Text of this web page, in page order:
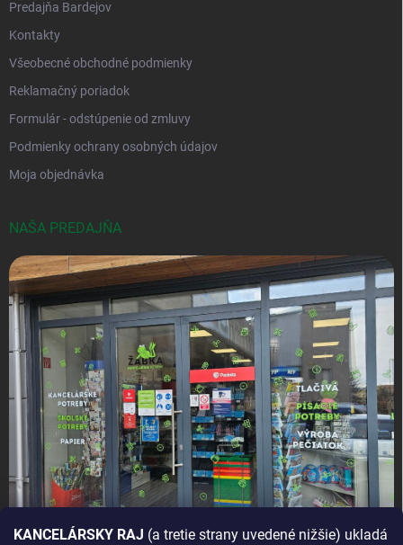
KANCELÁRSKY RAJ (a tretie strany uvedené nižšie) ukladá
Predajňa Bardejov
Kontakty
Všeobecné obchodné podmienky
Reklamačný poriadok
Formulár - odstúpenie od zmluvy
Podmienky ochrany osobných údajov
Moja objednávka
NAŠA PREDAJŇA